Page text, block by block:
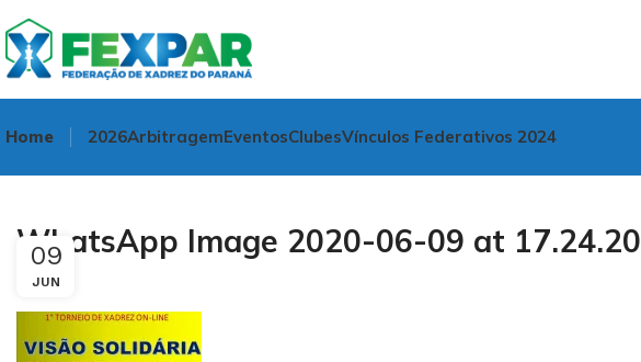
Home 2026ArbitragemEventosClubesVínculos Federativos 2024
WhatsApp Image 2020-06-09 at 17.24.20
09
JUN